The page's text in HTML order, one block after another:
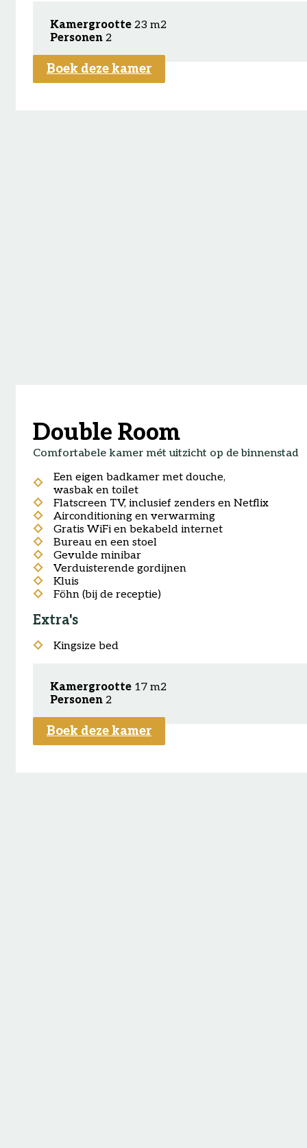
Kamergrootte 23 m2
Personen 2
Boek deze kamer
Double Room
Comfortabele kamer mét uitzicht op de binnenstad
Een eigen badkamer met douche,
wasbak en toilet
Flatscreen TV, inclusief zenders en Netflix
Airconditioning en verwarming
Gratis WiFi en bekabeld internet
Bureau en een stoel
Gevulde minibar
Verduisterende gordijnen
Kluis
Föhn (bij de receptie)
Extra's
Kingsize bed
Kamergrootte 17 m2
Personen 2
Boek deze kamer